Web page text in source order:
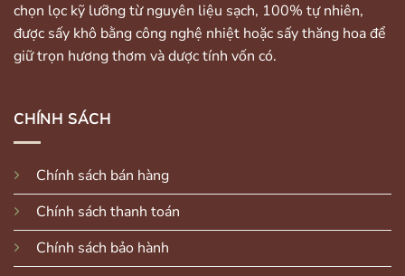
chọn lọc kỹ lưỡng từ nguyên liệu sạch, 100% tự nhiên,
được sấy khô bằng công nghệ nhiệt hoặc sấy thăng hoa để
giữ trọn hương thơm và dược tính vốn có.
CHÍNH SÁCH
Chính sách bán hàng
Chính sách thanh toán
Chính sách bảo hành